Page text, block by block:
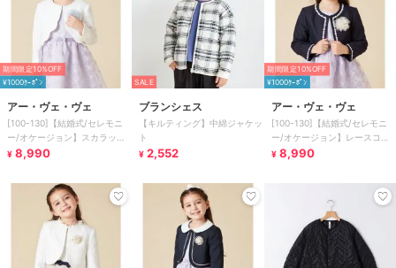
期間限定10%OFF
¥1000ｸｰﾎﾟﾝ
アー・ヴェ・ヴェ
[100-130]【結婚式/セレモニ
ー/オケージョン】スカラップ
ジャケット
¥ 8,990
SALE
ブランシェス
【キルティング】中綿ジャケッ
ト
¥ 2,552
期間限定10%OFF
¥1000ｸｰﾎﾟﾝ
アー・ヴェ・ヴェ
[100-130]【結婚式/セレモニ
ー/オケージョン】レースコー
ド付ピケボレロ
¥ 8,990